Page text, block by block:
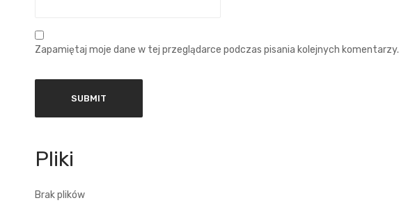
Zapamiętaj moje dane w tej przeglądarce podczas pisania kolejnych komentarzy.
Brak plików